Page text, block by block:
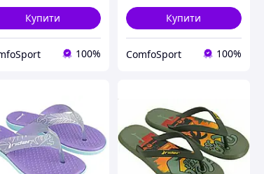
Купити
100%
Купити
ComfoSport 100%